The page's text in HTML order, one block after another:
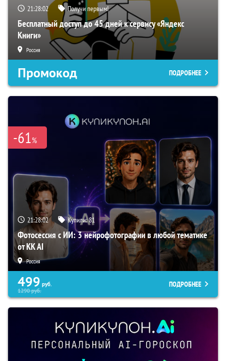
21:28:01 Получи первым!
Бесплатный доступ до 45 дней к сервису «Яндекс
Книги»
Россия
Промокод ПОДРОБНЕЕ
-61%
21:28:01 Купили:81
Фотосессия с ИИ: 3 нейрофотографии в любой тематике
от KK AI
Россия
499 руб.
1290руб.
ПОДРОБНЕЕ